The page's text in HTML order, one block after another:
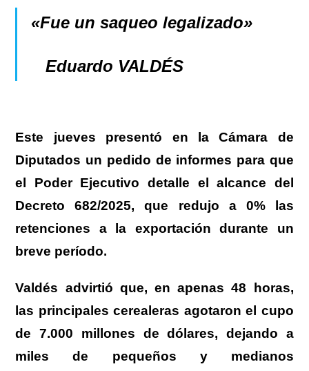
«Fue un saqueo legalizado»
Eduardo VALDÉS
Este jueves presentó en la Cámara de
Diputados un pedido de informes para que
el Poder Ejecutivo detalle el alcance del
Decreto 682/2025, que redujo a 0% las
retenciones a la exportación durante un
breve período.
Valdés advirtió que, en apenas 48 horas,
las principales cerealeras agotaron el cupo
de 7.000 millones de dólares, dejando a
miles de pequeños y medianos